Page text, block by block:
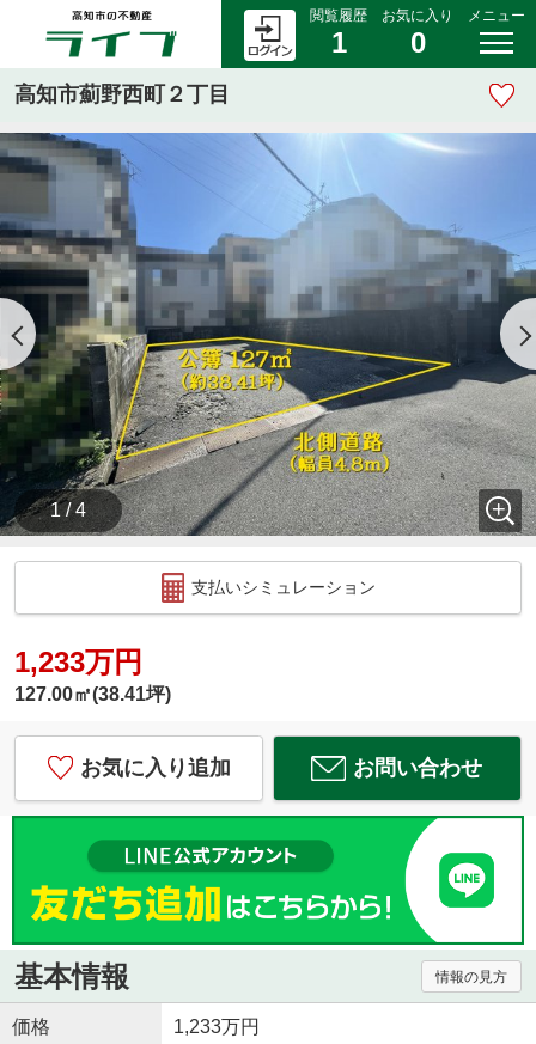
閲覧履歴
1
お気に入り
0
メニュー
高知市薊野西町２丁目
1 / 4
支払いシミュレーション
1,233万円
127.00㎡(38.41坪)
お気に入り追加 お問い合わせ
基本情報 情報の見方
価格 1,233万円